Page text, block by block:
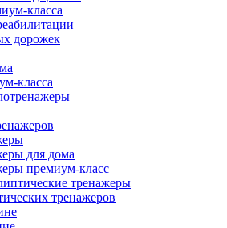
класса
дорожек
класса
для дома
премиум-класс
тренажеры
тренажеров